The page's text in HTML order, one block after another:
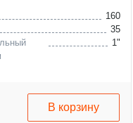
160
35
1"
В корзину